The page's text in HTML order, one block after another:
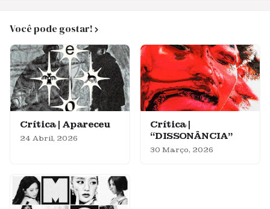
Você pode gostar!
Crítica | Apareceu
24 Abril, 2026
Crítica |
“DISSONÂNCIA”
30 Março, 2026